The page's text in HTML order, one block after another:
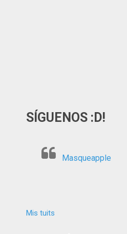
SÍGUENOS :D!
Masqueapple
Mis tuits